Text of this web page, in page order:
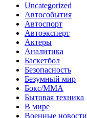
Uncategorized
Автособытия
Автоспорт
Автоэксперт
Актеры
Аналитика
Баскетбол
Безопасность
Безумный мир
Бокс/MMA
Бытовая техника
В мире
Военные новости